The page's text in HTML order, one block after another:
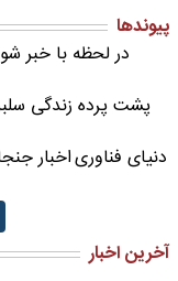
پیوندها
در لحظه با خبر
پشت پرده زندگی
دنیای فناوریاخبار
آخرین اخبار